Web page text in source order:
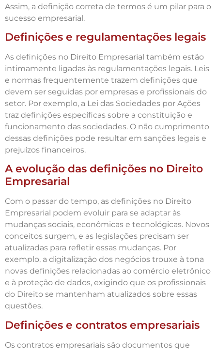
Assim, a definição correta de termos é um pilar para o
sucesso empresarial.
Definições e regulamentações legais
As definições no Direito Empresarial também estão
intimamente ligadas às regulamentações legais. Leis
e normas frequentemente trazem definições que
devem ser seguidas por empresas e profissionais do
setor. Por exemplo, a Lei das Sociedades por Ações
traz definições específicas sobre a constituição e
funcionamento das sociedades. O não cumprimento
dessas definições pode resultar em sanções legais e
prejuízos financeiros.
A evolução das definições no Direito
Empresarial
Com o passar do tempo, as definições no Direito
Empresarial podem evoluir para se adaptar às
mudanças sociais, econômicas e tecnológicas. Novos
conceitos surgem, e as legislações precisam ser
atualizadas para refletir essas mudanças. Por
exemplo, a digitalização dos negócios trouxe à tona
novas definições relacionadas ao comércio eletrônico
e à proteção de dados, exigindo que os profissionais
do Direito se mantenham atualizados sobre essas
questões.
Definições e contratos empresariais
Os contratos empresariais são documentos que